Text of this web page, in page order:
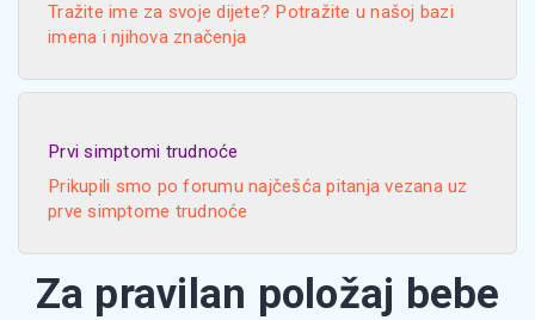
Tražite ime za svoje dijete? Potražite u našoj bazi
imena i njihova značenja
Prvi simptomi trudnoće
Prikupili smo po forumu najčešća pitanja vezana uz
prve simptome trudnoće
Za pravilan položaj bebe